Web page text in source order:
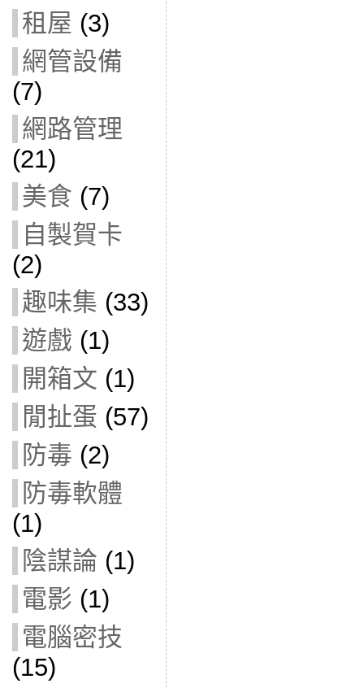
租屋 (3)
網管設備
(7)
網路管理
(21)
美食 (7)
自製賀卡
(2)
趣味集 (33)
遊戲 (1)
開箱文 (1)
閒扯蛋 (57)
防毒 (2)
防毒軟體
(1)
陰謀論 (1)
電影 (1)
電腦密技
(15)